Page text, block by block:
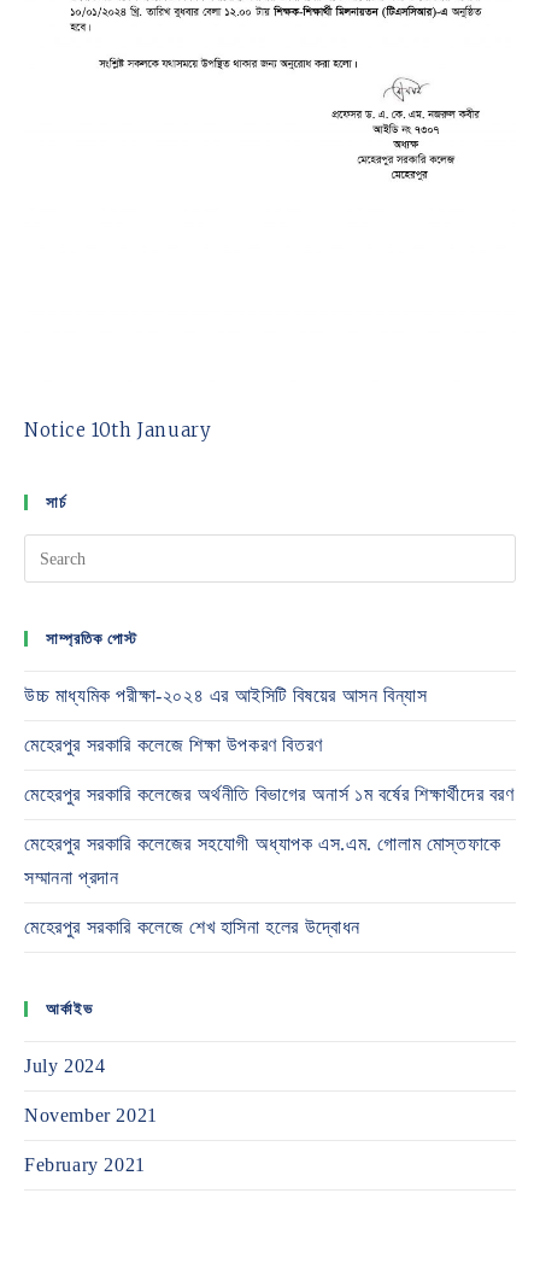
Notice 10th January
সার্চ
সাম্প্রতিক পোস্ট
উচ্চ মাধ্যমিক পরীক্ষা-২০২৪ এর আইসিটি বিষয়ের আসন বিন্যাস
মেহেরপুর সরকারি কলেজে শিক্ষা উপকরণ বিতরণ
মেহেরপুর সরকারি কলেজের অর্থনীতি বিভাগের অনার্স ১ম বর্ষের শিক্ষার্থীদের বরণ
মেহেরপুর সরকারি কলেজের সহযোগী অধ্যাপক এস.এম. গোলাম মোস্তফাকে
সম্মাননা প্রদান
মেহেরপুর সরকারি কলেজে শেখ হাসিনা হলের উদ্বোধন
আর্কাইভ
July 2024
November 2021
February 2021